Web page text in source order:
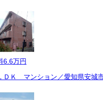
6.6万円
ＤＫ マンション／愛知県安城